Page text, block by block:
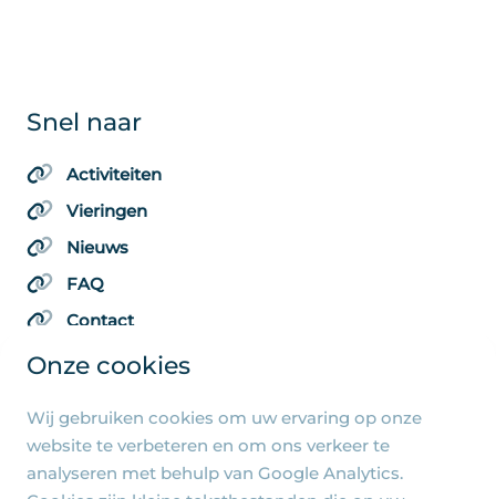
Onze cookies
Wij gebruiken cookies om uw ervaring op onze
website te verbeteren en om ons verkeer te
analyseren met behulp van Google Analytics.
Snel naar
Activiteiten
Vieringen
Nieuws
FAQ
Contact
Algemene pagina's